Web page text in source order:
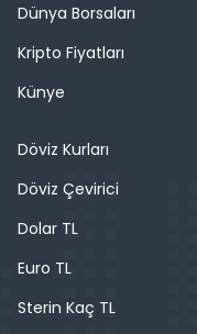
Dünya Borsaları
Kripto Fiyatları
Künye
Döviz Kurları
Döviz Çevirici
Dolar TL
Euro TL
Sterin Kaç TL